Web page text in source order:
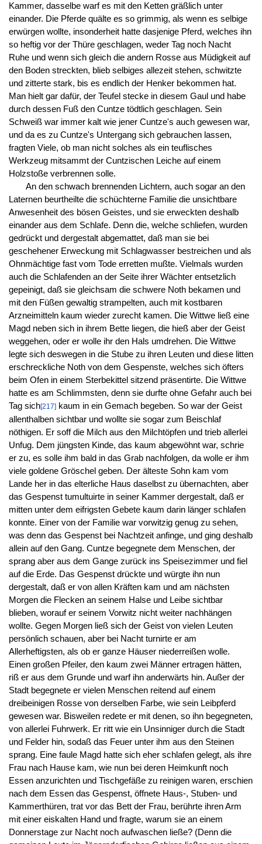
Kammer, dasselbe warf es mit den Ketten gräßlich unter
einander. Die Pferde quälte es so grimmig, als wenn es selbige
erwürgen wollte, insonderheit hatte dasjenige Pferd, welches ihn
so heftig vor der Thüre geschlagen, weder Tag noch Nacht
Ruhe und wenn sich gleich die andern Rosse aus Müdigkeit auf
den Boden streckten, blieb selbiges allezeit stehen, schwitzte
und zitterte stark, bis es endlich der Henker bekommen hat.
Man hielt gar dafür, der Teufel stecke in diesem Gaul und habe
durch dessen Fuß den Cuntze tödtlich geschlagen. Sein
Schweiß war immer kalt wie jener Cuntze's auch gewesen war,
und da es zu Cuntze's Untergang sich gebrauchen lassen,
fragten Viele, ob man nicht solches als ein teuflisches
Werkzeug mitsammt der Cuntzischen Leiche auf einem
Holzstoße verbrennen solle.
An den schwach brennenden Lichtern, auch sogar an den
Laternen beurtheilte die schüchterne Familie die unsichtbare
Anwesenheit des bösen Geistes, und sie erweckten deshalb
einander aus dem Schlafe. Denn die, welche schliefen, wurden
gedrückt und dergestalt abgemattet, daß man sie bei
geschehener Erweckung mit Schlagwasser bestreichen und als
Ohnmächtige fast vom Tode erretten mußte. Vielmals wurden
auch die Schlafenden an der Seite ihrer Wächter entsetzlich
gepeinigt, daß sie gleichsam die schwere Noth bekamen und
mit den Füßen gewaltig strampelten, auch mit kostbaren
Arzneimitteln kaum wieder zurecht kamen. Die Wittwe ließ eine
Magd neben sich in ihrem Bette liegen, die hieß aber der Geist
weggehen, oder er wolle ihr den Hals umdrehen. Die Wittwe
legte sich deswegen in die Stube zu ihren Leuten und diese litten
erschreckliche Noth von dem Gespenste, welches sich öfters
beim Ofen in einem Sterbekittel sitzend präsentirte. Die Wittwe
hatte es am Schlimmsten, denn sie durfte ohne Gefahr auch bei
Tag sich[217]kaum in ein Gemach begeben. So war der Geist
allenthalben sichtbar und wollte sie sogar zum Beischlaf
nöthigen. Er soff die Milch aus den Milchtöpfen und trieb allerlei
Unfug. Dem jüngsten Kinde, das kaum abgewöhnt war, schrie
er zu, es solle ihm bald in das Grab nachfolgen, da wolle er ihm
viele goldene Gröschel geben. Der älteste Sohn kam vom
Lande her in das elterliche Haus daselbst zu übernachten, aber
das Gespenst tumultuirte in seiner Kammer dergestalt, daß er
mitten unter dem eifrigsten Gebete kaum darin länger schlafen
konnte. Einer von der Familie war vorwitzig genug zu sehen,
was denn das Gespenst bei Nachtzeit anfinge, und ging deshalb
allein auf den Gang. Cuntze begegnete dem Menschen, der
sprang aber aus dem Gange zurück ins Speisezimmer und fiel
auf die Erde. Das Gespenst drückte und würgte ihn nun
dergestalt, daß er von allen Kräften kam und am nächsten
Morgen die Flecken an seinem Halse und Leibe sichtbar
blieben, worauf er seinem Vorwitz nicht weiter nachhängen
wollte. Gegen Morgen ließ sich der Geist von vielen Leuten
persönlich schauen, aber bei Nacht turnirte er am
Allerheftigsten, als ob er ganze Häuser niederreißen wolle.
Einen großen Pfeiler, den kaum zwei Männer ertragen hätten,
riß er aus dem Grunde und warf ihn anderwärts hin. Außer der
Stadt begegnete er vielen Menschen reitend auf einem
dreibeinigen Rosse von derselben Farbe, wie sein Leibpferd
gewesen war. Bisweilen redete er mit denen, so ihn begegneten,
von allerlei Fuhrwerk. Er ritt wie ein Unsinniger durch die Stadt
und Felder hin, sodaß das Feuer unter ihm aus den Steinen
sprang. Eine faule Magd hatte sich eher schlafen gelegt, als ihre
Frau nach Hause kam, wie nun bei deren Heimkunft noch
Essen anzurichten und Tischgefäße zu reinigen waren, erschien
nach dem Essen das Gespenst, öffnete Haus-, Stuben- und
Kammerthüren, trat vor das Bett der Frau, berührte ihren Arm
mit einer eiskalten Hand und fragte, warum sie an einem
Donnerstage zur Nacht noch aufwaschen ließe? (Denn die